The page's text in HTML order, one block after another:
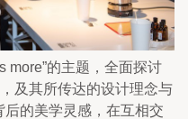
more”的主题，全面探讨
及其所传达的设计理念与
的美学灵感，在互相交